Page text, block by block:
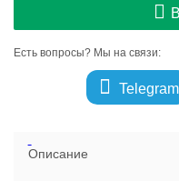
Есть вопросы? Мы на связи:
Telegram
Описание